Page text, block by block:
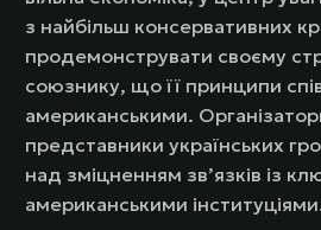
з найбільш консервативних
продемонструвати своєму
союзнику, що її принципи
американськими.
представники українських
над зміцненням зв’язків із
американськими